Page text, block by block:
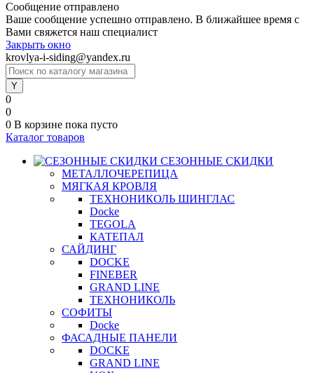
Сообщение отправлено
Ваше сообщение успешно отправлено. В ближайшее время с
Вами свяжется наш специалист
Закрыть окно
krovlya-i-siding@yandex.ru
0
0
0 В корзине пока пусто
Каталог товаров
СЕЗОННЫЕ СКИДКИ
МЕТАЛЛОЧЕРЕПИЦА
МЯГКАЯ КРОВЛЯ
ТЕХНОНИКОЛЬ ШИНГЛАС
Docke
TEGOLA
КАТЕПАЛ
САЙДИНГ
DOCKE
FINEBER
GRAND LINE
ТЕХНОНИКОЛЬ
СОФИТЫ
Docke
ФАСАДНЫЕ ПАНЕЛИ
DOCKE
GRAND LINE